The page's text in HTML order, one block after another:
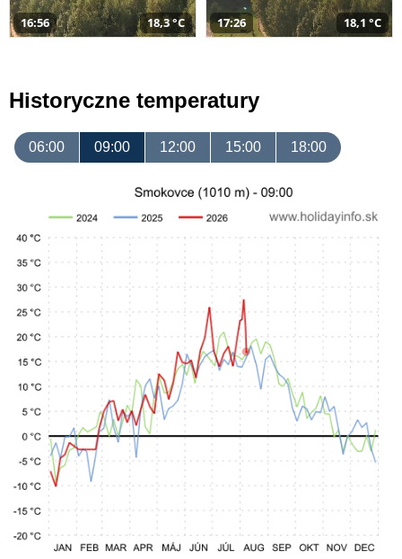
16:56 18,3 °C 17:26 18,1 °C
Historyczne temperatury
06:00 09:00 12:00 15:00 18:00